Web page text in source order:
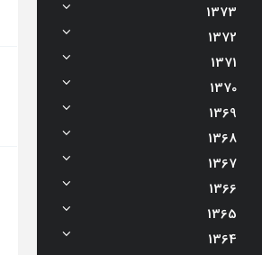
1373
1372
1371
1370
1369
1368
1367
1366
1365
1364